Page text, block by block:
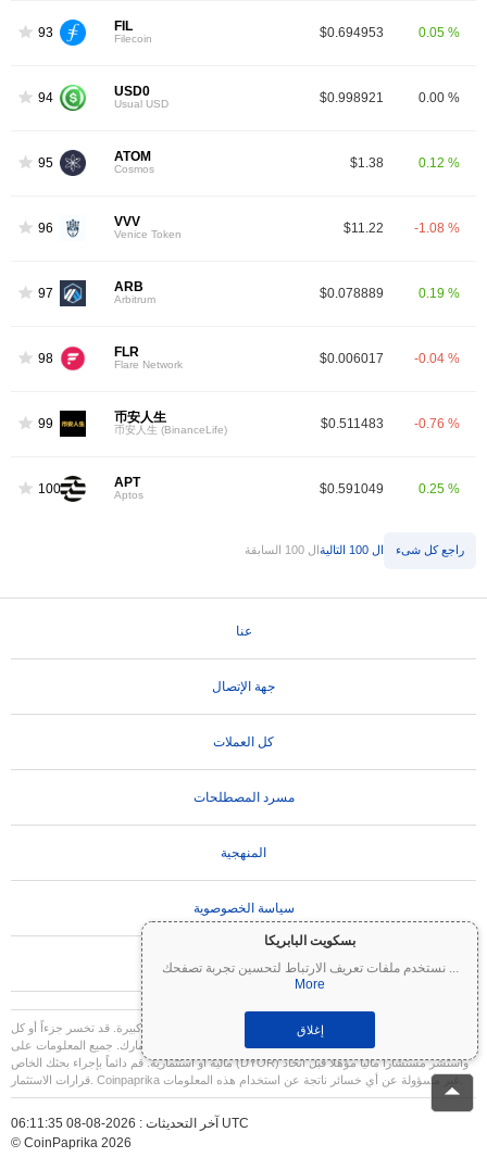
بسكويت البابريكا
نستخدم ملفات تعريف الارتباط لتحسين تجربة تصفحك ...
More
إغلاق
93 FIL
Filecoin $0.694953 0.05 %
94 USD0
Usual USD $0.998921 0.00 %
95 ATOM
Cosmos $1.38 0.12 %
96 VVV
Venice Token $11.22 -1.08 %
97 ARB
Arbitrum $0.078889 0.19 %
98 FLR
Flare Network $0.006017 -0.04 %
99 币安人生
币安人生 (BinanceLife) $0.511483 -0.76 %
100 APT
Aptos $0.591049 0.25 %
ال 100 السابقة ال 100 التالية راجع كل شىء
عنا
جهة الإتصال
كل العملات
مسرد المصطلحات
المنهجية
سياسة الخصوصوية
تعليمات الاستخدام
العملات المشفرة شديدة التقلب وتنطوي على مخاطر كبيرة. قد تخسر جزءاً أو كل
استثمارك. جميع المعلومات على Coinpaprika مقدمة لأغراض إعلامية فقط ولا تشكل نصيحة
مالية أو استثمارية. قم دائماً بإجراء بحثك الخاص (DYOR) واستشر مستشاراً مالياً مؤهلاً قبل اتخاذ
آخر التحديثات : 2026-08-08 06:11:35 UTC
© CoinPaprika 2026